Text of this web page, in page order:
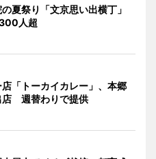
夏祭り「文京思い出横丁」
人超
「トーカイカレー」、本郷
店 週替わりで提供